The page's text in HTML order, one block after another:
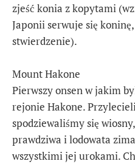
zjeść konia z kopytami
Japonii serwuje się
stwierdzenie).
Mount Hakone
Pierwszy onsen w jakim
rejonie Hakone.
spodziewaliśmy się
prawdziwa i lodowata
wszystkimi jej urokami.